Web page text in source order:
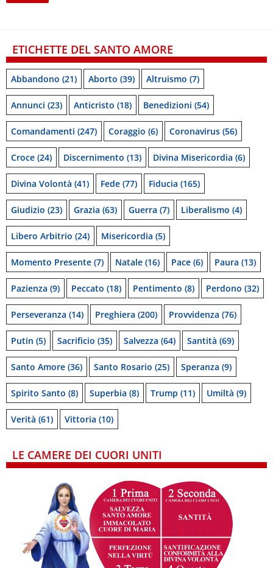
ETICHETTE DEL SANTO AMORE
Abbandono (21) Aborto (39) Altruismo (7)
Annunci (23) Anticristo (18) Benedizioni (54)
Comandamenti (247) Coraggio (6) Coronavirus (56)
Croce (24) Discernimento (13) Divina Misericordia (6)
Divina Volontà (41) Fede (77) Fiducia (165)
Giudizio (23) Grazia (63) Guerra (7) Liberalismo (4)
Libero Arbitrio (24) Misericordia (5)
Momento Presente (7) Natale (16) Pace (6) Paura (13)
Pazienza (9) Peccato (18) Pentimento (8) Perdono (32)
Perseveranza (14) Preghiera (200) Provvidenza (76)
Putin (5) Sacrificio (35) Salvezza (64) Santità (69)
Santo Amore (36) Santo Rosario (25) Speranza (9)
Spirito Santo (8) Superbia (8) Trump (11) Umiltà (9)
Verità (61) Vittoria (10)
LE CAMERE DEI CUORI UNITI